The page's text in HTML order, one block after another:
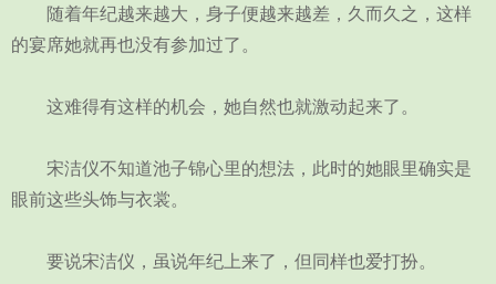
随着年纪越来越大，身子便越来越差，久而久之，这样
的宴席她就再也没有参加过了。
这难得有这样的机会，她自然也就激动起来了。
宋洁仪不知道池子锦心里的想法，此时的她眼里确实是
眼前这些头饰与衣裳。
要说宋洁仪，虽说年纪上来了，但同样也爱打扮。